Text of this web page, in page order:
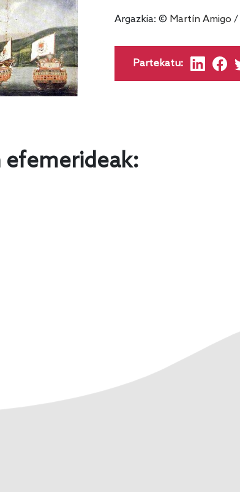
Argazkia: © Martín Amigo /
Partekatu: